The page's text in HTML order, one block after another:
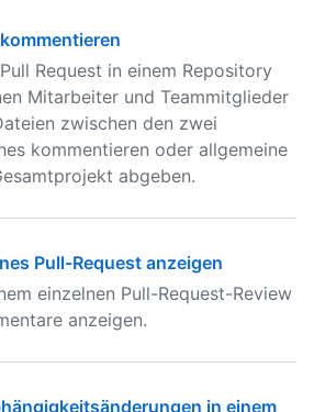
Request in einem Repository
Mitarbeiter und Teammitglieder
zwischen den zwei
kommentieren oder allgemeine
abgeben.
Pull-Request anzeigen
einzelnen Pull-Request-Review
anzeigen.
in einem